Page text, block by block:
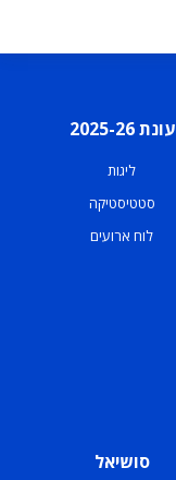
עונת 2025-26
ליגות
סטטיסטיקה
לוח ארועים
סושיאל